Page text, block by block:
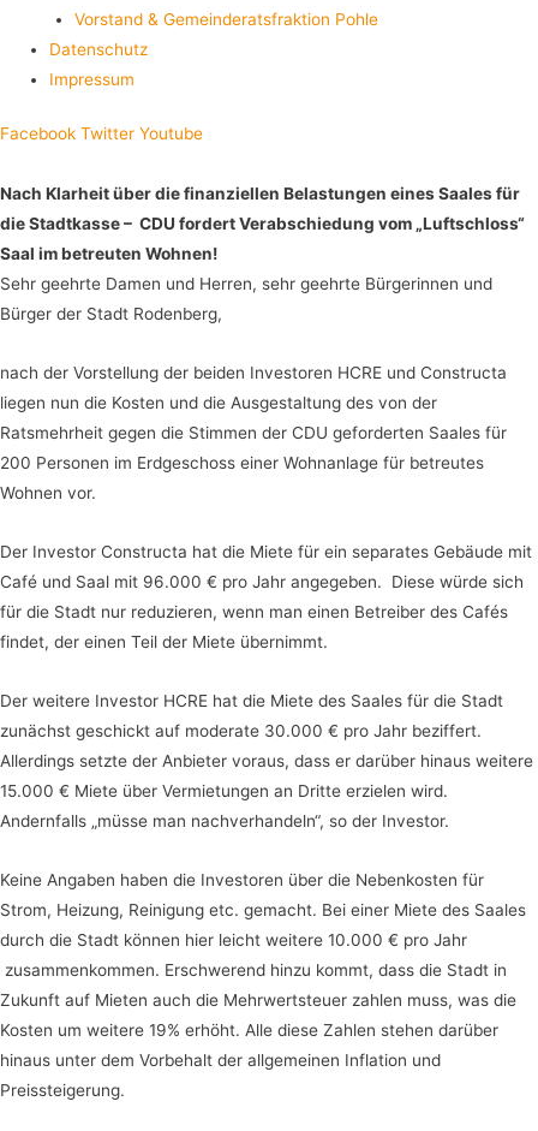
Vorstand & Gemeinderatsfraktion Pohle
Datenschutz
Impressum
Facebook Twitter Youtube
Nach Klarheit über die finanziellen Belastungen eines Saales für
die Stadtkasse – CDU fordert Verabschiedung vom „Luftschloss“
Saal im betreuten Wohnen!
Sehr geehrte Damen und Herren, sehr geehrte Bürgerinnen und
Bürger der Stadt Rodenberg,
nach der Vorstellung der beiden Investoren HCRE und Constructa
liegen nun die Kosten und die Ausgestaltung des von der
Ratsmehrheit gegen die Stimmen der CDU geforderten Saales für
200 Personen im Erdgeschoss einer Wohnanlage für betreutes
Wohnen vor.
Der Investor Constructa hat die Miete für ein separates Gebäude mit
Café und Saal mit 96.000 € pro Jahr angegeben. Diese würde sich
für die Stadt nur reduzieren, wenn man einen Betreiber des Cafés
findet, der einen Teil der Miete übernimmt.
Der weitere Investor HCRE hat die Miete des Saales für die Stadt
zunächst geschickt auf moderate 30.000 € pro Jahr beziffert.
Allerdings setzte der Anbieter voraus, dass er darüber hinaus weitere
15.000 € Miete über Vermietungen an Dritte erzielen wird.
Andernfalls „müsse man nachverhandeln“, so der Investor.
Keine Angaben haben die Investoren über die Nebenkosten für
Strom, Heizung, Reinigung etc. gemacht. Bei einer Miete des Saales
durch die Stadt können hier leicht weitere 10.000 € pro Jahr
zusammenkommen. Erschwerend hinzu kommt, dass die Stadt in
Zukunft auf Mieten auch die Mehrwertsteuer zahlen muss, was die
Kosten um weitere 19% erhöht. Alle diese Zahlen stehen darüber
hinaus unter dem Vorbehalt der allgemeinen Inflation und
Preissteigerung.